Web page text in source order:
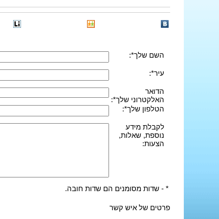
השם שלך*:
עיר*:
הדואר
האלקטרוני שלך*:
הטלפון שלך*:
לקבלת מידע
נוספת, שאלות,
הצעות:
* - שדות מסומנים הם שדות חובה.
פרטים של איש קשר